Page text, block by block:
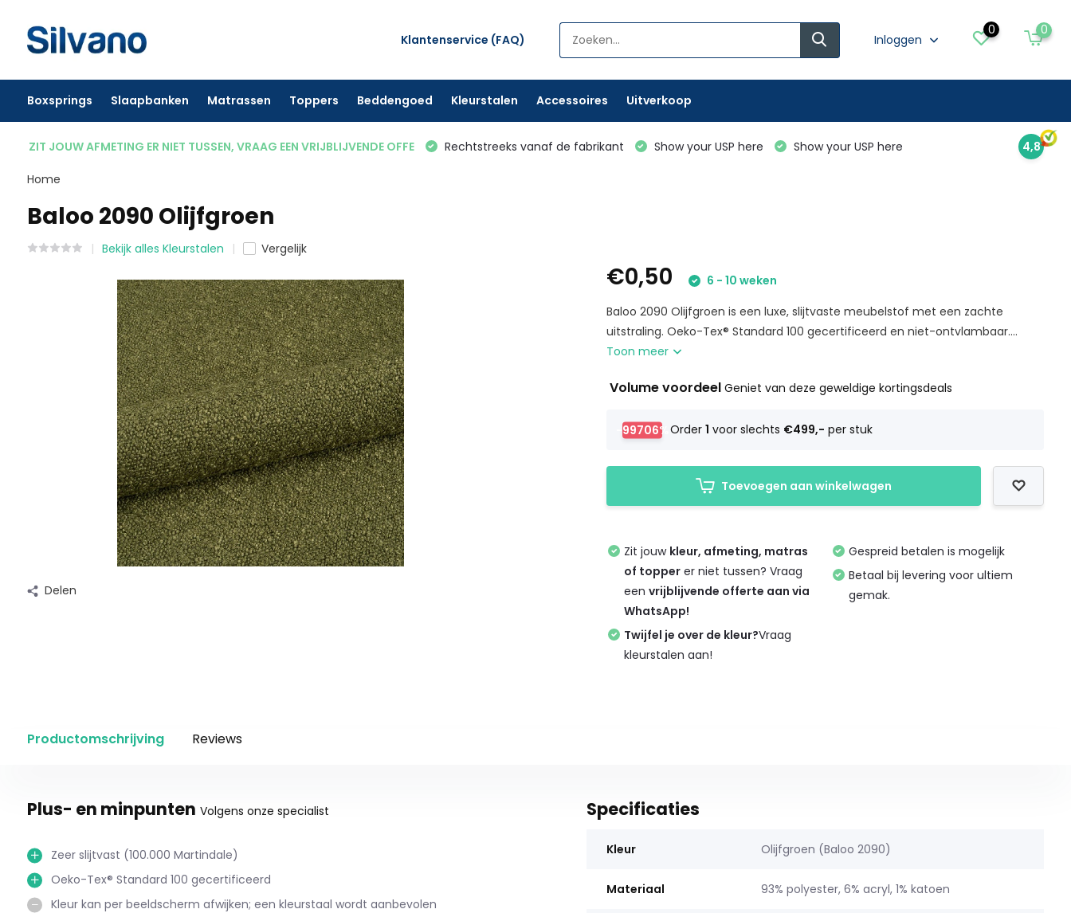
Klantenservice (FAQ) Inloggen
0 0
Boxsprings Slaapbanken Matrassen Toppers Beddengoed Kleurstalen Accessoires Uitverkoop
ZIT JOUW AFMETING ER NIET TUSSEN, VRAAG EEN VRIJBLIJVENDE OFFE Rechtstreeks vanaf de fabrikant Show your USP here Show your USP here 4,8
Home
Baloo 2090 Olijfgroen
Bekijk alles Kleurstalen Vergelijk
Delen
€0,50
6 - 10 weken
Baloo 2090 Olijfgroen is een luxe, slijtvaste meubelstof met een zachte
uitstraling. Oeko-Tex® Standard 100 gecertificeerd en niet-ontvlambaar....
Toon meer
Volume voordeelGeniet van deze geweldige kortingsdeals
-99706% Order1 voor slechts €499,- per stuk
Toevoegen aan winkelwagen
Zit jouw kleur, afmeting, matras
of topper er niet tussen? Vraag
eenvrijblijvende offerte aan via
WhatsApp!
Twijfel je over de kleur?Vraag
kleurstalen aan!
Gespreid betalen is mogelijk
Betaal bij levering voor ultiem
gemak.
Productomschrijving Reviews
Plus- en minpunten Volgens onze specialist
Zeer slijtvast (100.000 Martindale)
Oeko-Tex® Standard 100 gecertificeerd
Kleur kan per beeldscherm afwijken; een kleurstaal wordt aanbevolen
Specificaties
Kleur Olijfgroen (Baloo 2090)
Materiaal 93% polyester, 6% acryl, 1% katoen